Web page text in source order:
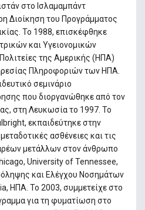
στο Ισλαμαμπάντ
Διοίκηση του Προγράμματος
Το 1988, επισκέφθηκε
και Υγειονομικών
της Αμερικής (ΗΠΑ)
Πληροφοριών των ΗΠΑ.
σεμινάριο
που διοργανώθηκε από τον
στη Λευκωσία το 1997. Το
εκπαιδεύτηκε στην
ασθένειες και τις
μετάλλων στον άνθρωπο
University of Tennessee,
και Ελέγχου Νοσημάτων
ΗΠΑ. Το 2003, συμμετείχε στο
για τη φυματίωση στο